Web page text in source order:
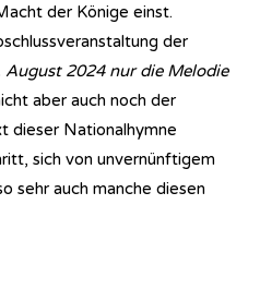
der Könige einst.
der
August 2024 nur die Melodie
aber auch noch der
dieser Nationalhymne
sich von unvernünftigem
sehr auch manche diesen